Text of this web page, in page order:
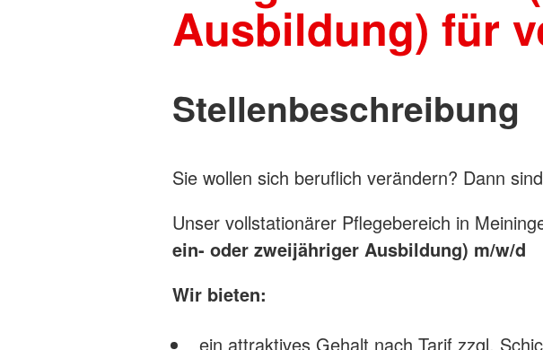
Ausbildung) für
Stellenbeschreibung
Sie wollen sich beruflich verändern? Dann
Unser vollstationärer Pflegebereich in
ein- oder zweijähriger Ausbildung) m/w/d
Wir bieten:
ein attraktives Gehalt nach Tarif zzgl.